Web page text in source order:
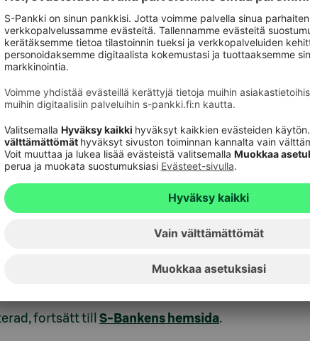
webbläsarversion. Av datasäkerhetsskäl kan
fortsätt till S-Bankens hemsida.